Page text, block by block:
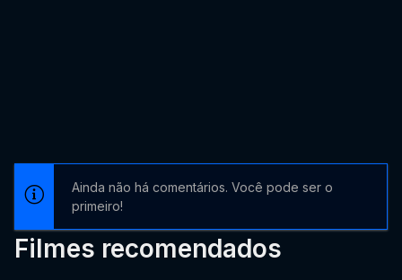
Ainda não há comentários. Você pode ser o
primeiro!
Filmes recomendados